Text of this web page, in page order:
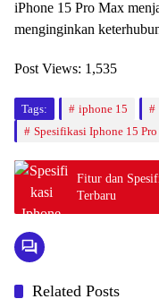
iPhone 15 Pro Max
menginginkan
Post Views: 1,535
Tags: iphone 15
Spesifikasi Iphone 15
Fitur dan
Terbaru
Related Posts